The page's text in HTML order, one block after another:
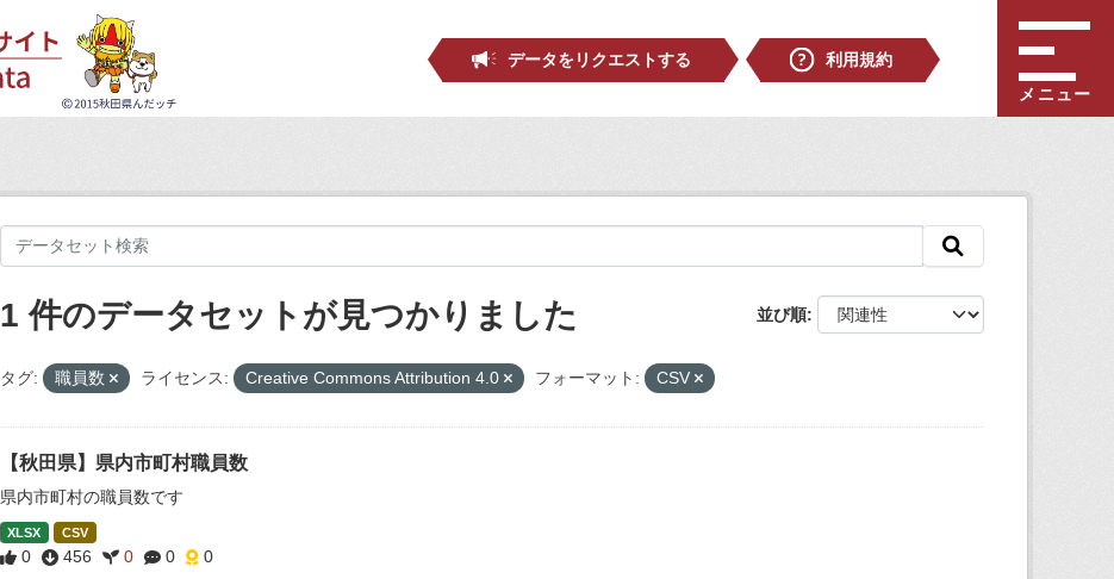
データをリクエストする
利用規約
メニュー
並び順
1 件のデータセットが見つかりました
タグ: 職員数 ライセンス: Creative Commons Attribution 4.0 フォーマット: CSV
【秋田県】県内市町村職員数
県内市町村の職員数です
XLSX CSV
0 456 0 0 0